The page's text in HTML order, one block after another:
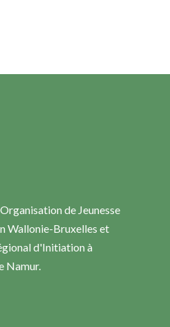
de Jeunesse
Wallonie-Bruxelles et
d'Initiation à
Namur.